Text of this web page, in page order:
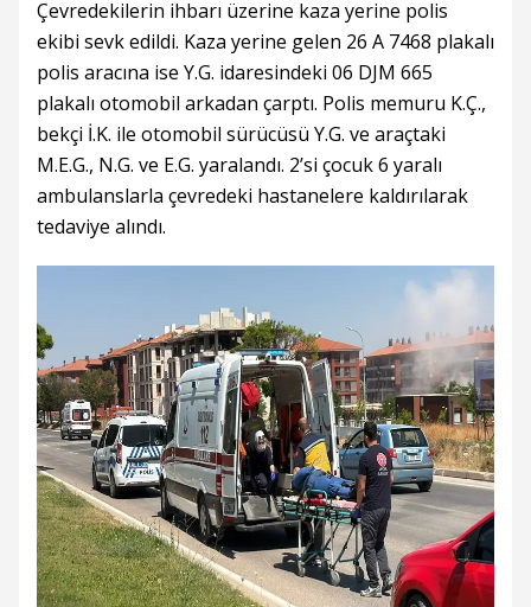
Çevredekilerin ihbarı üzerine kaza yerine polis
ekibi sevk edildi. Kaza yerine gelen 26 A 7468 plakalı
polis aracına ise Y.G. idaresindeki 06 DJM 665
plakalı otomobil arkadan çarptı. Polis memuru K.Ç.,
bekçi İ.K. ile otomobil sürücüsü Y.G. ve araçtaki
M.E.G., N.G. ve E.G. yaralandı. 2’si çocuk 6 yaralı
ambulanslarla çevredeki hastanelere kaldırılarak
tedaviye alındı.